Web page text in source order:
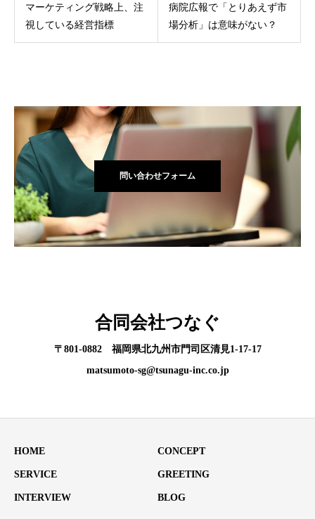
マーケティング戦略上、注
視している経営指標
病院広報で「とりあえず市
場分析」は意味がない？
問い合わせフォーム
合同会社つなぐ
〒801-0882 福岡県北九州市門司区清見1-17-17
matsumoto-sg@tsunagu-inc.co.jp
HOME CONCEPT
SERVICE GREETING
INTERVIEW BLOG